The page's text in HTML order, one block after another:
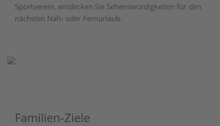
Sportverein, entdecken Sie Sehenswürdigkeiten für den
nächsten Nah- oder Fernurlaub.
Familien-Ziele